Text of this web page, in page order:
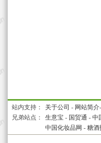
站内支持： 关于公司 - 网站简介-
兄弟站点：
生意宝 - 国贸通 - 中
中国化妆品网 - 糖酒